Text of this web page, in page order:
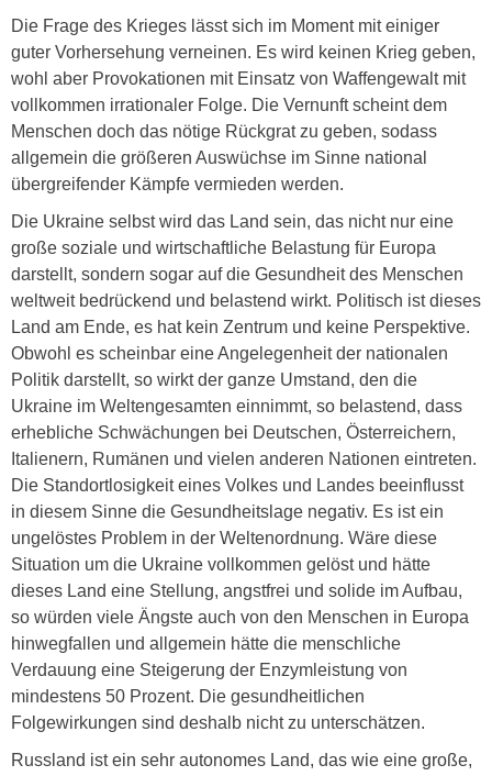
Die Frage des Krieges lässt sich im Moment mit einiger
guter Vorhersehung verneinen. Es wird keinen Krieg geben,
wohl aber Provokationen mit Einsatz von Waffengewalt mit
vollkommen irrationaler Folge. Die Vernunft scheint dem
Menschen doch das nötige Rückgrat zu geben, sodass
allgemein die größeren Auswüchse im Sinne national
übergreifender Kämpfe vermieden werden.
Die Ukraine selbst wird das Land sein, das nicht nur eine
große soziale und wirtschaftliche Belastung für Europa
darstellt, sondern sogar auf die Gesundheit des Menschen
weltweit bedrückend und belastend wirkt. Politisch ist dieses
Land am Ende, es hat kein Zentrum und keine Perspektive.
Obwohl es scheinbar eine Angelegenheit der nationalen
Politik darstellt, so wirkt der ganze Umstand, den die
Ukraine im Weltengesamten einnimmt, so belastend, dass
erhebliche Schwächungen bei Deutschen, Österreichern,
Italienern, Rumänen und vielen anderen Nationen eintreten.
Die Standortlosigkeit eines Volkes und Landes beeinflusst
in diesem Sinne die Gesundheitslage negativ. Es ist ein
ungelöstes Problem in der Weltenordnung. Wäre diese
Situation um die Ukraine vollkommen gelöst und hätte
dieses Land eine Stellung, angstfrei und solide im Aufbau,
so würden viele Ängste auch von den Menschen in Europa
hinwegfallen und allgemein hätte die menschliche
Verdauung eine Steigerung der Enzymleistung von
mindestens 50 Prozent. Die gesundheitlichen
Folgewirkungen sind deshalb nicht zu unterschätzen.
Russland ist ein sehr autonomes Land, das wie eine große,